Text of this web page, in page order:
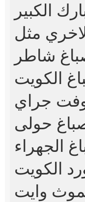
الكبير
شاطر
الكويت
جراي
حولى
الجهراء
الكويت
وايت